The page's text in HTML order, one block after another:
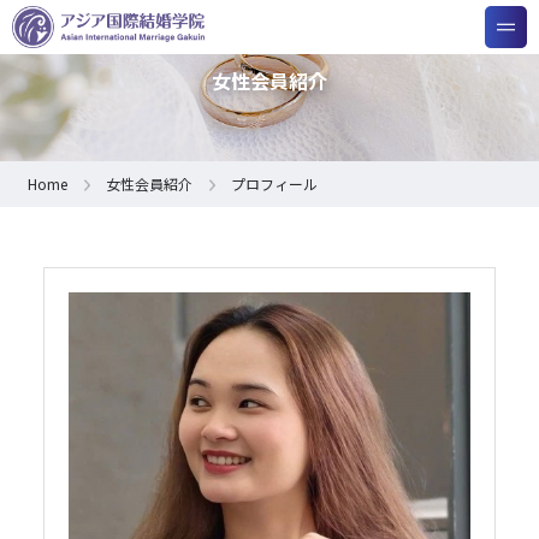
女性会員紹介
Home 女性会員紹介 プロフィール